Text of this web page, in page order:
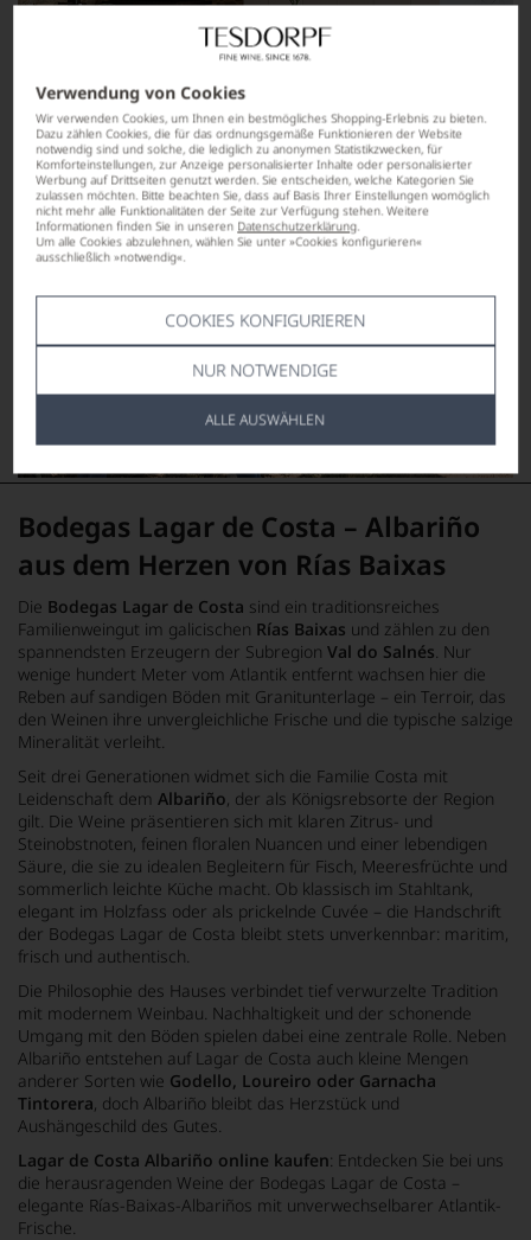
Verwendung von Cookies
Wir verwenden Cookies, um Ihnen ein bestmögliches Shopping-Erlebnis zu bieten.
Dazu zählen Cookies, die für das ordnungsgemäße Funktionieren der Website
notwendig sind und solche, die lediglich zu anonymen Statistikzwecken, für
Komforteinstellungen, zur Anzeige personalisierter Inhalte oder personalisierter
Werbung auf Drittseiten genutzt werden. Sie entscheiden, welche Kategorien Sie
zulassen möchten. Bitte beachten Sie, dass auf Basis Ihrer Einstellungen womöglich
nicht mehr alle Funktionalitäten der Seite zur Verfügung stehen. Weitere
Informationen finden Sie in unseren Datenschutzerklärung.
Um alle Cookies abzulehnen, wählen Sie unter »Cookies konfigurieren«
ausschließlich »notwendig«.
COOKIES KONFIGURIEREN
NUR NOTWENDIGE
ALLE AUSWÄHLEN
Bodegas Lagar de Costa – Albariño
aus dem Herzen von Rías Baixas
Die Bodegas Lagar de Costa sind ein traditionsreiches
Familienweingut im galicischen Rías Baixas und zählen zu den
spannendsten Erzeugern der Subregion Val do Salnés . Nur
wenige hundert Meter vom Atlantik entfernt wachsen hier die
Reben auf sandigen Böden mit Granitunterlage – ein Terroir, das
den Weinen ihre unvergleichliche Frische und die typische salzige
Mineralität verleiht.
Seit drei Generationen widmet sich die Familie Costa mit
Leidenschaft dem Albariño , der als Königsrebsorte der Region
gilt. Die Weine präsentieren sich mit klaren Zitrus- und
Steinobstnoten, feinen floralen Nuancen und einer lebendigen
Säure, die sie zu idealen Begleitern für Fisch, Meeresfrüchte und
sommerlich leichte Küche macht. Ob klassisch im Stahltank,
elegant im Holzfass oder als prickelnde Cuvée – die Handschrift
der Bodegas Lagar de Costa bleibt stets unverkennbar: maritim,
frisch und authentisch.
Die Philosophie des Hauses verbindet tief verwurzelte Tradition
mit modernem Weinbau. Nachhaltigkeit und der schonende
Umgang mit den Böden spielen dabei eine zentrale Rolle. Neben
Albariño entstehen auf Lagar de Costa auch kleine Mengen
anderer Sorten wie Godello, Loureiro oder Garnacha
Tintorera , doch Albariño bleibt das Herzstück und
Aushängeschild des Gutes.
Lagar de Costa Albariño online kaufen: Entdecken Sie bei uns
die herausragenden Weine der Bodegas Lagar de Costa –
elegante Rías-Baixas-Albariños mit unverwechselbarer Atlantik-
Frische.